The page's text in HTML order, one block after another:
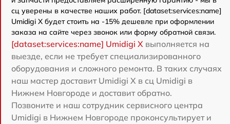
сц уверены в качестве наших работ. [dataset:services:name]
Umidigi X будет стоить на -15% дешевле при оформлении
заказа на сайте через звонок или форму обратной связи.
[dataset:services:name] Umidigi X выполняется на
выезде, если не требует специализированного
оборудования и сложного ремонта. В таких случаях
наш мастер доставит Umidigi X в сц Umidigi в
Нижнем Новгороде и доставит обратно.
Позвоните и наш сотрудник сервисного центра
Umidigi в Нижнем Новгороде проконсультирует и